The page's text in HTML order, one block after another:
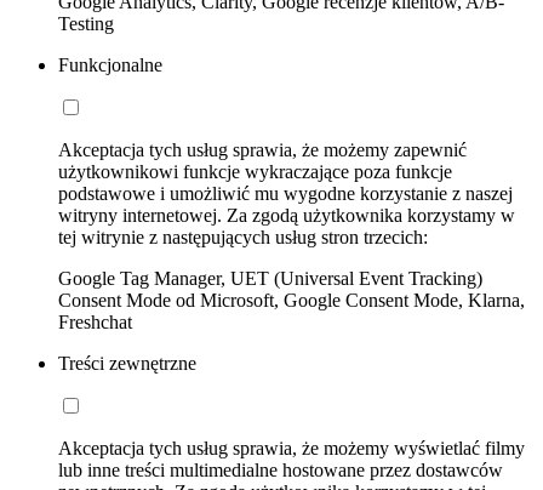
Testing
Funkcjonalne
Akceptacja tych usług sprawia, że możemy zapewnić
użytkownikowi funkcje wykraczające poza funkcje
podstawowe i umożliwić mu wygodne korzystanie z naszej
witryny internetowej. Za zgodą użytkownika korzystamy w
tej witrynie z następujących usług stron trzecich:
Google Tag Manager, UET (Universal Event Tracking)
Consent Mode od Microsoft, Google Consent Mode, Klarna,
Freshchat
Treści zewnętrzne
Akceptacja tych usług sprawia, że możemy wyświetlać filmy
lub inne treści multimedialne hostowane przez dostawców